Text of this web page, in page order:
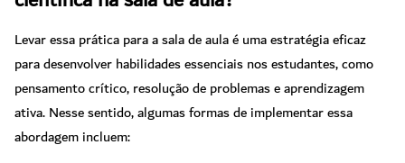
Levar essa prática para a sala de aula é uma estratégia eficaz
para desenvolver habilidades essenciais nos estudantes, como
pensamento crítico, resolução de problemas e aprendizagem
ativa. Nesse sentido, algumas formas de implementar essa
abordagem incluem: